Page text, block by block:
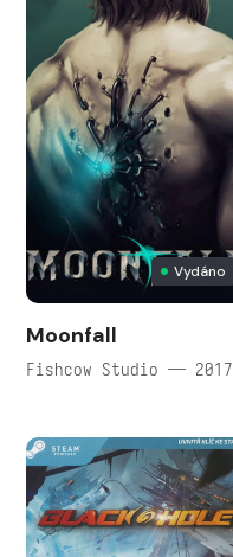
Vydáno
Moonfall
Fishcow Studio — 2017